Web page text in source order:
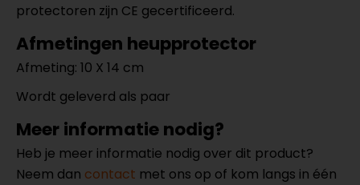
protectoren zijn CE gecertificeerd.
Afmetingen heupprotector
Afmeting: 10 X 14 cm
Wordt geleverd als paar
Meer informatie nodig?
Heb je meer informatie nodig over dit product?
Neem dan contact met ons op of kom langs in één